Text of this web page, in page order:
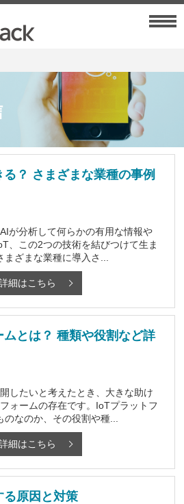
？ さまざまな業種の事例
が分析して何らかの有用な情報や
、この2つの技術を結びつけて生ま
ざまな業種に導入さ...
細はこちら
とは？ 種類や役割など詳
したいと考えたとき、大きな助け
ォームの存在です。IoTプラットフ
なのか、その役割や種...
細はこちら
る原因と対策